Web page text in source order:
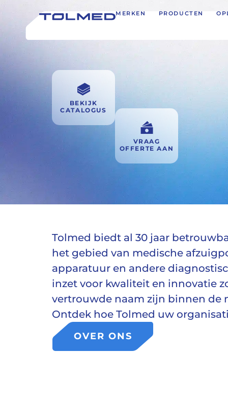
MERKEN PRODUCTEN
BEKIJK
CATALOGUS
VRAAG
OFFERTE AAN
Tolmed biedt al 30 jaar
het gebied van medische
apparatuur en andere
inzet voor kwaliteit en innovatie
vertrouwde naam zijn binnen de
Ontdek hoe Tolmed uw
OVER ONS